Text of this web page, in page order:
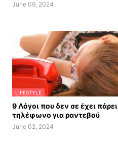
June 09, 2024
LIFESTYLE
9 Λόγοι που δεν σε έχει πάρει
τηλέφωνο για ραντεβού
June 02, 2024